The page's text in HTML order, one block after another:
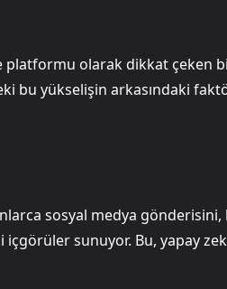
platformu olarak dikkat çeken
bu yükselişin arkasındaki
sosyal medya gönderisini,
içgörüler sunuyor. Bu, yapay